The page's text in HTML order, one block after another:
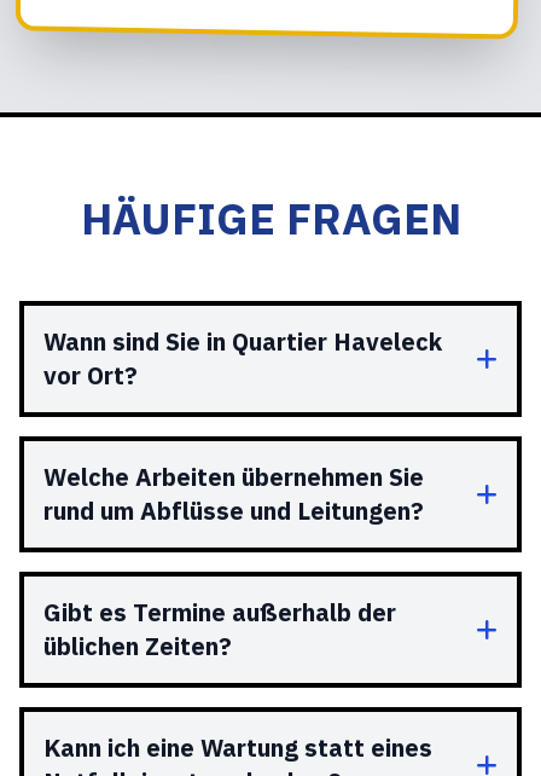
HÄUFIGE FRAGEN
Wann sind Sie in Quartier Haveleck
vor Ort?
Welche Arbeiten übernehmen Sie
rund um Abflüsse und Leitungen?
Gibt es Termine außerhalb der
üblichen Zeiten?
Kann ich eine Wartung statt eines